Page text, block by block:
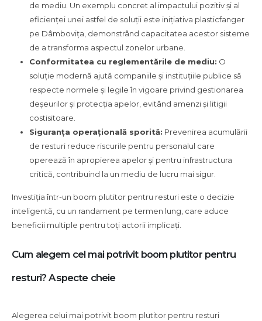
de mediu. Un exemplu concret al impactului pozitiv și al
eficienței unei astfel de soluții este inițiativa plasticfanger
pe Dâmbovița, demonstrând capacitatea acestor sisteme
de a transforma aspectul zonelor urbane.
Conformitatea cu reglementările de mediu: O
soluție modernă ajută companiile și instituțiile publice să
respecte normele și legile în vigoare privind gestionarea
deșeurilor și protecția apelor, evitând amenzi și litigii
costisitoare.
Siguranța operațională sporită: Prevenirea acumulării
de resturi reduce riscurile pentru personalul care
operează în apropierea apelor și pentru infrastructura
critică, contribuind la un mediu de lucru mai sigur.
Investiția într-un boom plutitor pentru resturi este o decizie
inteligentă, cu un randament pe termen lung, care aduce
beneficii multiple pentru toți actorii implicați.
Cum alegem cel mai potrivit boom plutitor pentru
resturi? Aspecte cheie
Alegerea celui mai potrivit boom plutitor pentru resturi